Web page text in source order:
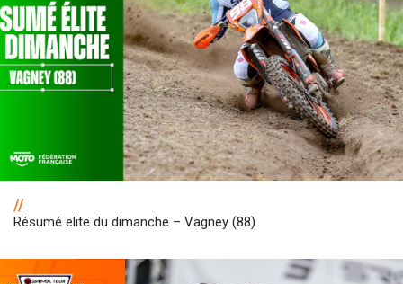
//
Résumé elite du dimanche – Vagney (88)